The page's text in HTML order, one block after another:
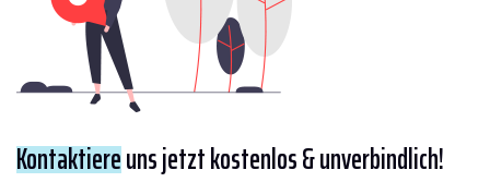
Kontaktiereuns jetzt kostenlos & unverbindlich!